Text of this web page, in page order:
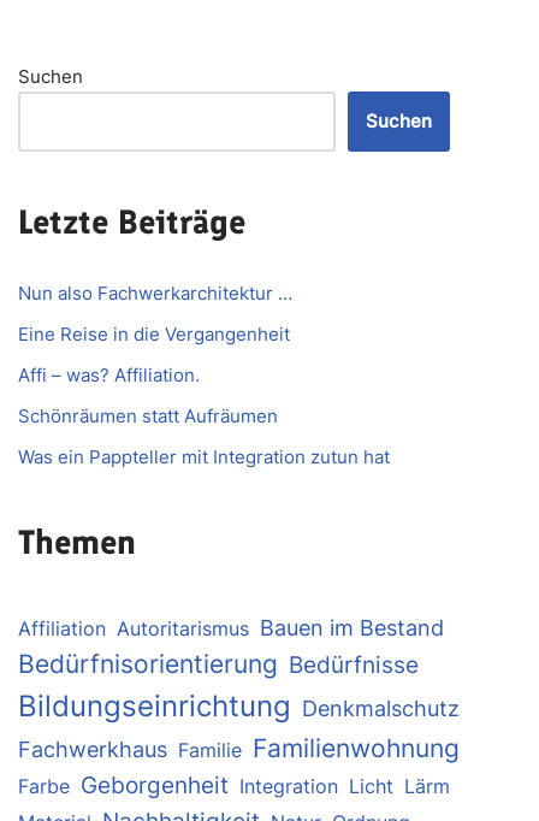
Suchen
Suchen
Letzte Beiträge
Nun also Fachwerkarchitektur …
Eine Reise in die Vergangenheit
Affi – was? Affiliation.
Schönräumen statt Aufräumen
Was ein Pappteller mit Integration zutun hat
Themen
Affiliation Autoritarismus Bauen im Bestand
Bedürfnisorientierung Bedürfnisse
Bildungseinrichtung Denkmalschutz
Fachwerkhaus Familie Familienwohnung
Farbe Geborgenheit Integration Licht Lärm